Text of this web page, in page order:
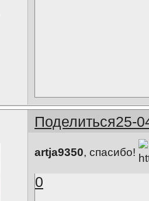
Поделиться25-
artja9350, спасибо!
0